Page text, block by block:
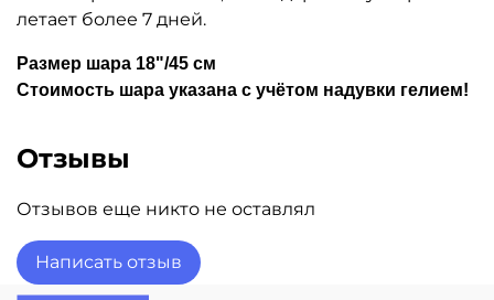
летает более 7 дней.
Размер шара 18"/45 см
Стоимость шара указана с учётом надувки гелием!
Отзывы
Отзывов еще никто не оставлял
Написать отзыв